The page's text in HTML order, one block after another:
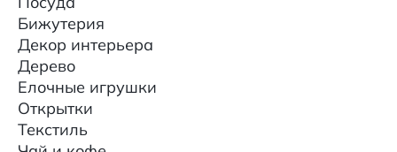
Бижутерия
Декор интерьера
Дерево
Елочные игрушки
Открытки
Текстиль